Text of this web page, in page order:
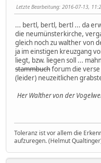
Letzte Bearbeitung: 2016-07-13,
... bertl, bertl, bertl ... da
die neumünsterkirche,
gleich noch zu walther von
ja im einstigen kreuzgang
liegt, bzw. liegen soll ...
stammbuchforum die
(leider) neuzeitlichen
Her Walther von der
Toleranz ist vor allem die
aufzuregen. (Helmut